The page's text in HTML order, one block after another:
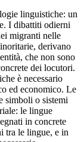
linguistiche: un
I dibattiti odierni
migranti nelle
derivano
che non sono
dei locutori.
è necessario
ed economico. Le
simboli o sistemi
le lingue
in concrete
tra le lingue, e in